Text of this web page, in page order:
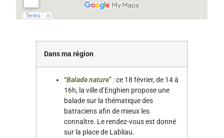
Dans ma région
“Balade nature” : ce 18 février, de 14 à
16h, la ville d’Enghien propose une
balade sur la thématique des
batraciens afin de mieux les
connaître. Le rendez-vous est donné
sur la place de Labliau.